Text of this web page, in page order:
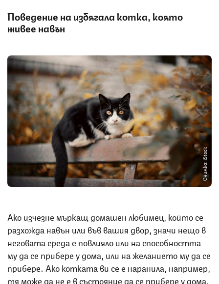
Поведение на избягала котка, която
живее навън
Снимка: iStock
Ако изчезне мъркащ домашен любимец, който се
разхожда навън или във вашия двор, значи нещо в
неговата среда е повлияло или на способността
му да се прибере у дома, или на желанието му да се
прибере. Ако котката ви се е наранила, например,
тя може да не е в състояние да се прибере у дома,